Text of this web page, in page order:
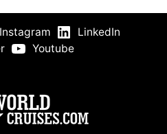
Instagram
LinkedIn
Youtube